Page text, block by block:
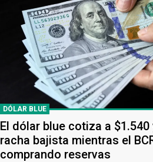
DÓLAR BLUE
El dólar blue cotiza a
racha bajista mientras el
comprando reservas